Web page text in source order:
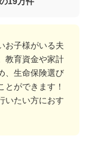
お子様がいる夫
教育資金や家計
、生命保険選び
とができます！
いたい方におす